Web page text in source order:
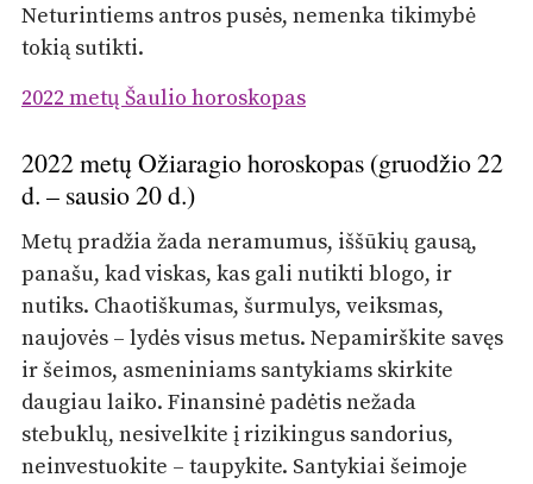
Neturintiems antros pusės, nemenka tikimybė
tokią sutikti.
2022 metų Šaulio horoskopas
2022 metų Ožiaragio horoskopas (gruodžio 22
d. – sausio 20 d.)
Metų pradžia žada neramumus, iššūkių gausą,
panašu, kad viskas, kas gali nutikti blogo, ir
nutiks. Chaotiškumas, šurmulys, veiksmas,
naujovės – lydės visus metus. Nepamirškite savęs
ir šeimos, asmeniniams santykiams skirkite
daugiau laiko. Finansinė padėtis nežada
stebuklų, nesivelkite į rizikingus sandorius,
neinvestuokite – taupykite. Santykiai šeimoje